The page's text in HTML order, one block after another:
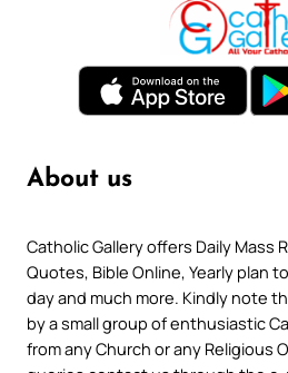
About us
Catholic Gallery offers Daily Mass
Quotes, Bible Online, Yearly plan
day and much more. Kindly note
by a small group of enthusiastic
from any Church or any Religious